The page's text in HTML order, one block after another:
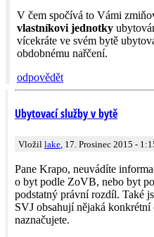
V čem spočívá to Vámi
vlastníkovi jednotky
vícekráte ve svém bytě
obdobnému nařčení.
odpovědět
Ubytovací služby v bytě
Vložil lake, 17. Prosinec 2015 -
Pane Krapo, neuvádíte
o byt podle ZoVB, nebo byt
podstatný právní rozdíl. Také
SVJ obsahují nějaká
naznačujete.